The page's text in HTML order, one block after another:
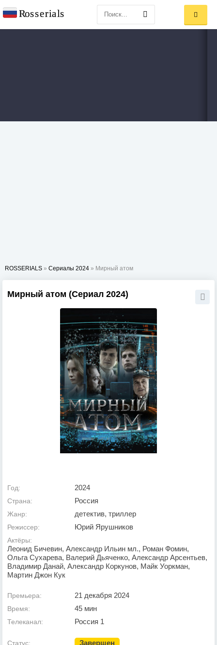
ROSSERIALS » Сериалы 2024 » Мирный атом
Мирный атом (Сериал 2024)
Год: 2024
Страна: Россия
Жанр: детектив, триллер
Режиссер: Юрий Ярушников
Актёры:
Леонид Бичевин, Александр Ильин мл., Роман Фомин,
Ольга Сухарева, Валерий Дьяченко, Александр Арсентьев,
Владимир Данай, Александр Коркунов, Майк Уоркман,
Мартин Джон Кук
Премьера: 21 декабря 2024
Время: 45 мин
Телеканал: Россия 1
Статус: Завершен